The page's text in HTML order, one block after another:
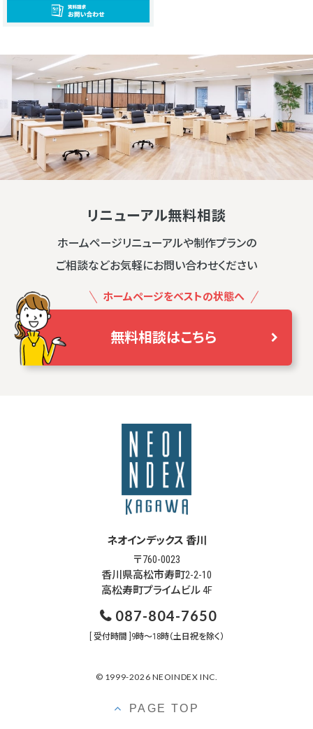
リニューアル無料相談
ホームページリニューアルや制作プランの
ご相談などお気軽にお問い合わせください
ホームページをベストの状態へ
無料相談はこちら
ネオインデックス 香川
〒760-0023
香川県高松市寿町2-2-10
高松寿町プライムビル 4F
087-804-7650
[ 受付時間 ]9時～18時（土日祝を除く）
© 1999-2026 NEOINDEX INC.
PAGE TOP